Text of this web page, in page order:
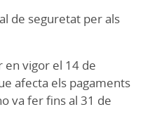
de seguretat per als
en vigor el 14 de
afecta els pagaments
va fer fins al 31 de